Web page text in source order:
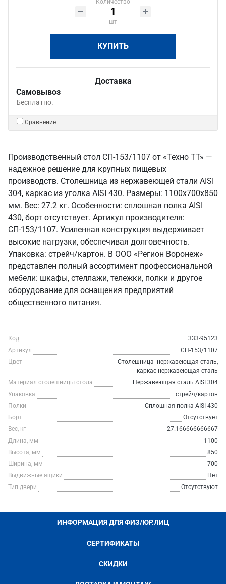
Количество
шт
КУПИТЬ
Доставка
Самовывоз
Бесплатно.
Сравнение
Производственный стол СП-153/1107 от «Техно ТТ» —
надежное решение для крупных пищевых
производств. Столешница из нержавеющей стали AISI
304, каркас из уголка AISI 430. Размеры: 1100x700x850
мм. Вес: 27.2 кг. Особенности: сплошная полка AISI
430, борт отсутствует. Артикул производителя:
СП-153/1107. Усиленная конструкция выдерживает
высокие нагрузки, обеспечивая долговечность.
Упаковка: стрейч/картон. В ООО «Регион Воронеж»
представлен полный ассортимент профессиональной
мебели: шкафы, стеллажи, тележки, полки и другое
оборудование для оснащения предприятий
общественного питания.
Код
333-95123
Артикул
СП-153/1107
Цвет
Столешница- нержавеющая сталь,
каркас-нержавеющая сталь
Материал столешницы стола
Нержавеющая сталь AISI 304
Упаковка
стрейч/картон
Полки
Сплошная полка AISI 430
Борт
Отсутствует
Вес, кг
27.166666666667
Длина, мм
1100
Высота, мм
850
Ширина, мм
700
Выдвижные ящики
Нет
Тип двери
Отсутствуют
ИНФОРМАЦИЯ ДЛЯ ФИЗ/ЮР.ЛИЦ
СЕРТИФИКАТЫ
СКИДКИ